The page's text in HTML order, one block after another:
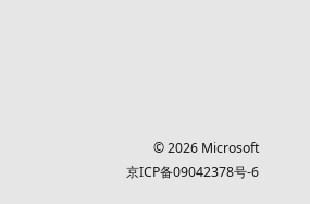
© 2026 Microsoft
京ICP备09042378号-6